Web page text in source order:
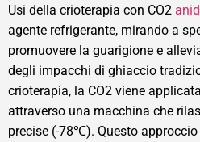
Usi della crioterapia con CO2
agente refrigerante, mirando a
promuovere la guarigione e
degli impacchi di ghiaccio
crioterapia, la CO2 viene
attraverso una macchina che
precise (-78℃). Questo